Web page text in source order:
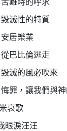
難時的呼求
毀滅性的特質
居樂業
從巴比倫逃走
毀滅的風必吹來
悔罪，讓我們與
哀歌
眼淚汪汪